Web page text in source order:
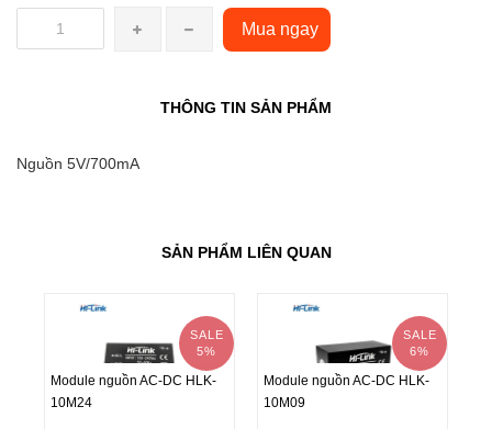
Mua ngay
THÔNG TIN SẢN PHẨM
Nguồn 5V/700mA
SẢN PHẨM LIÊN QUAN
SALE
5%
Module nguồn AC-DC HLK-
Module nguồn AC-DC HLK-
10M24
SALE
6%
Module nguồn AC-DC HLK-
Module nguồn AC-DC HLK-
10M09